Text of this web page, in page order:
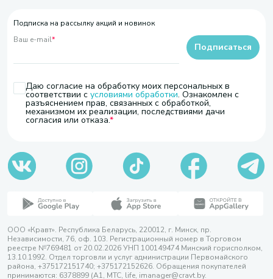
Подписка на рассылку акций и новинок
Ваш e-mail*
Даю согласие на обработку моих персональных в
соответствии с условиями обработки. Ознакомлен с
разъяснением прав, связанных с обработкой,
механизмом их реализации, последствиями дачи
согласия или отказа.
Подписаться
ООО «Кравт». Республика Беларусь, 220012, г. Минск, пр.
Независимости, 76, оф. 103. Регистрационный номер в Торговом
реестре №769481 от 20.02.2026 УНП 100149474 Минский горисполком,
13.10.1992. Отдел торговли и услуг администрации Первомайского
района, +375172151740; +375172152626. Обращения покупателей
принимаются: 6378899 (А1, МТС, life, imanager@cravt.by.